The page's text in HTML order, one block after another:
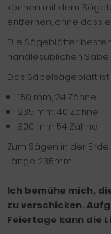
können mit dem
entfernen, ohne dass
Die Sägeblätter
handlesüblichen
Das Säbelsägeblatt
150 mm, 24 Zähne
235 mm. 40 Zähne
300 mm 54 Zähne
Zum Sägen in der
Länge 235mm.
Ich bemühe mich,
zu verschicken.
Feiertage kann die